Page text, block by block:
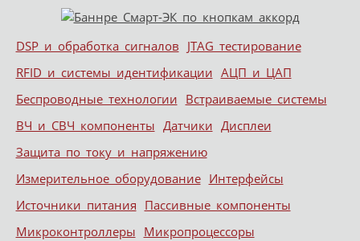
Меню
Skip to content
DSP и обработка сигналов JTAG тестирование
RFID и системы идентификации АЦП и ЦАП
Беспроводные технологии Встраиваемые системы
ВЧ и СВЧ компоненты Датчики Дисплеи
Защита по току и напряжению
Измерительное оборудование Интерфейсы
Источники питания Пассивные компоненты
Микроконтроллеры Микропроцессоры